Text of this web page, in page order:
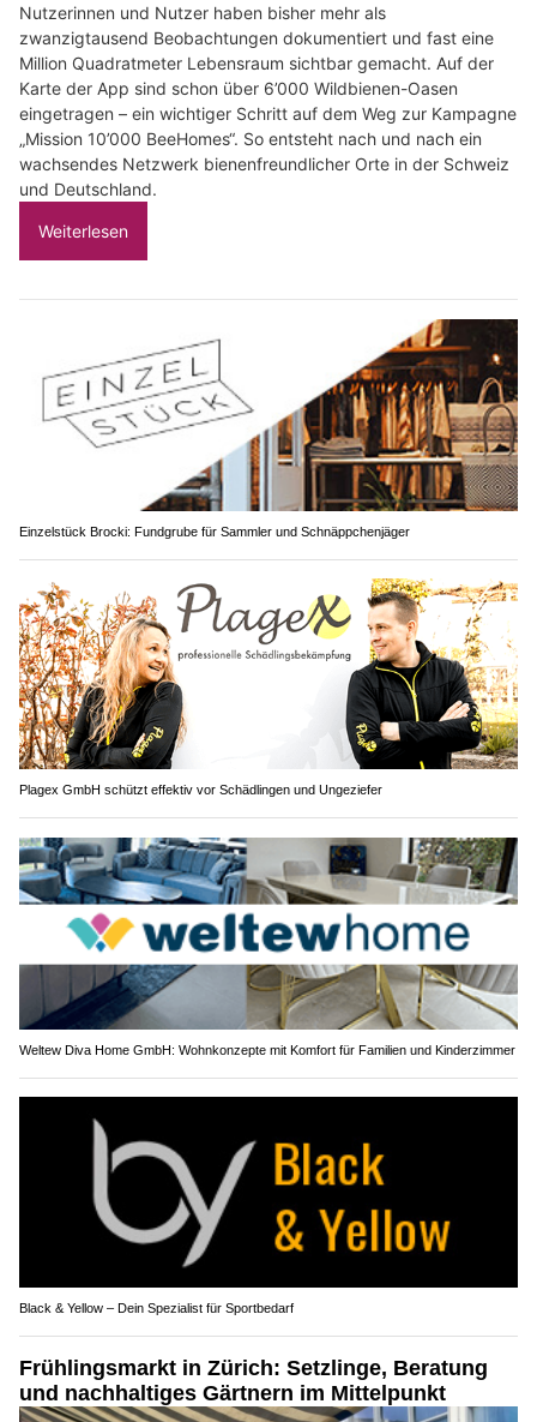
Nutzerinnen und Nutzer haben bisher mehr als
zwanzigtausend Beobachtungen dokumentiert und fast eine
Million Quadratmeter Lebensraum sichtbar gemacht. Auf der
Karte der App sind schon über 6’000 Wildbienen-Oasen
eingetragen – ein wichtiger Schritt auf dem Weg zur Kampagne
„Mission 10’000 BeeHomes“. So entsteht nach und nach ein
wachsendes Netzwerk bienenfreundlicher Orte in der Schweiz
und Deutschland.
Weiterlesen
Einzelstück Brocki: Fundgrube für Sammler und Schnäppchenjäger
Plagex GmbH schützt effektiv vor Schädlingen und Ungeziefer
Weltew Diva Home GmbH: Wohnkonzepte mit Komfort für Familien und Kinderzimmer
Black & Yellow – Dein Spezialist für Sportbedarf
Frühlingsmarkt in Zürich: Setzlinge, Beratung
und nachhaltiges Gärtnern im Mittelpunkt